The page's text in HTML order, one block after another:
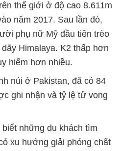
thế giới ở độ cao 8.611m
năm 2017. Sau lần đó,
phụ nữ Mỹ đầu tiên trèo
Himalaya. K2 thấp hơn
hiểm hơn nhiều.
núi ở Pakistan, đã có 84
ghi nhận và tỷ lệ tử vong
những du khách tìm
xu hướng giải phóng chất